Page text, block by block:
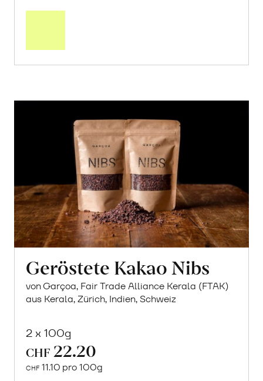
Geröstete Kakao Nibs
von Garçoa, Fair Trade Alliance Kerala (FTAK)
aus Kerala, Zürich, Indien, Schweiz
2 x 100g
CHF 22.20
CHF 11.10 pro 100g